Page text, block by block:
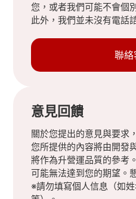
您，或者我們可能不會個
此外，我們並未沒有電話
聯絡
意見回饋
關於您提出的意見與要求
您所提供的內容將由開發
將作為升營運品質的參考
可能無法達到您的期望。
※請勿填寫個人信息（如